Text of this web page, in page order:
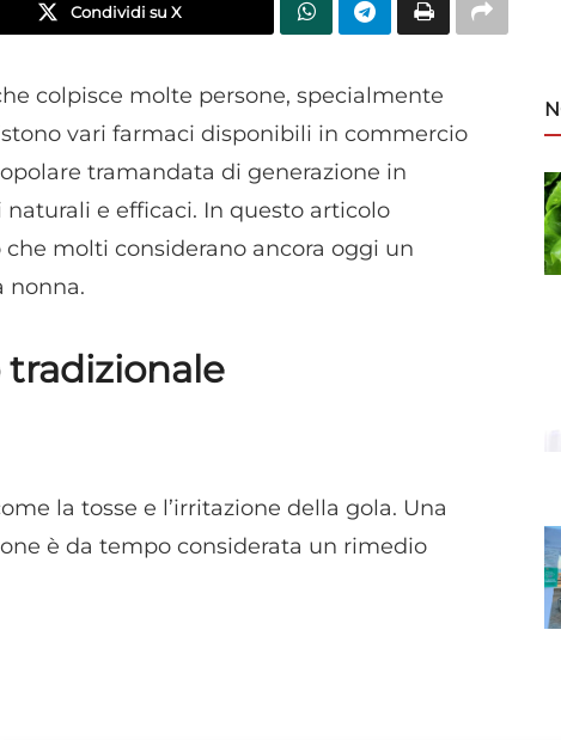
Condividi su X
colpisce molte persone, specialmente
vari farmaci disponibili in commercio
tramandata di generazione in
e efficaci. In questo articolo
molti considerano ancora oggi un
nonna.
la tosse e l’irritazione della gola. Una
è da tempo considerata un rimedio